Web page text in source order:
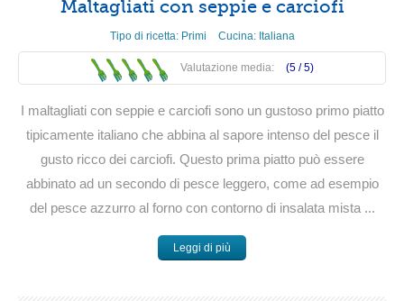
Maltagliati con seppie e carciofi
Tipo di ricetta: Primi Cucina: Italiana
Valutazione media: (5 /5)
I maltagliati con seppie e carciofi sono un gustoso primo piatto
tipicamente italiano che abbina al sapore intenso del pesce il
gusto ricco dei carciofi. Questo prima piatto può essere
abbinato ad un secondo di pesce leggero, come ad esempio
del pesce azzurro al forno con contorno di insalata mista ...
Leggi di più